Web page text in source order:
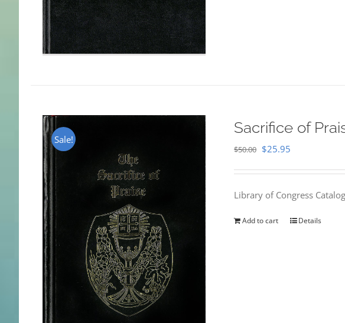
Sale!
Sacrifice of
$50.00 Original
$50.00.
$25.95
$25.95.
Library of Congress
Add to cart Details